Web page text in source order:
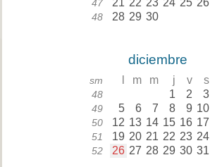
47 21 22 23 24 25 26
48 28 29 30
diciembre
sm m m j v s
48 1 2 3
49 5 6 7 8 9 10
50 12 13 14 15 16 17
51 19 20 21 22 23 24
52 26 27 28 29 30 31